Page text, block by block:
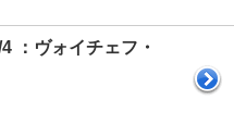
：ヴォイチェフ・